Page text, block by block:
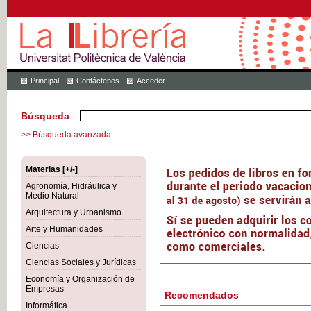
Principal Contáctenos Acceder
Búsqueda
>> Búsqueda avanzada
Materias [+/-]
Agronomía, Hidráulica y
Medio Natural
Arquitectura y Urbanismo
Arte y Humanidades
Ciencias
Ciencias Sociales y Jurídicas
Economía y Organización de
Empresas
Informática
Recomendados